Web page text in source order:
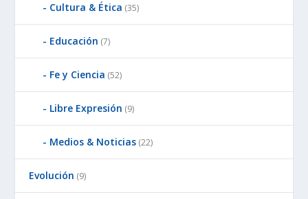
Cultura & Ética (35)
Educación (7)
Fe y Ciencia (52)
Libre Expresión (9)
Medios & Noticias (22)
Evolución (9)